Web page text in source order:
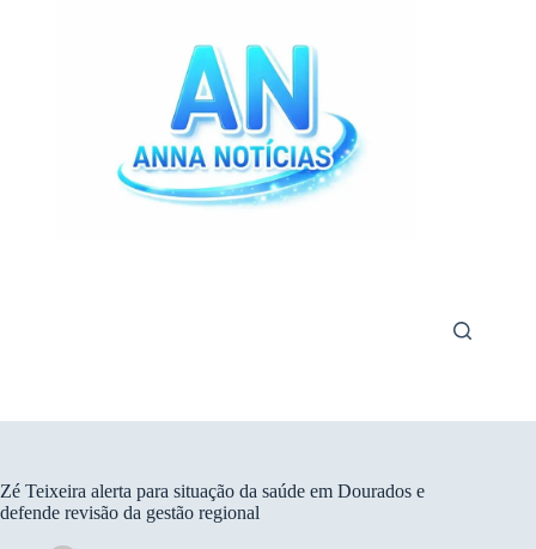
Zé Teixeira alerta para situação da saúde em Dourados e
defende revisão da gestão regional